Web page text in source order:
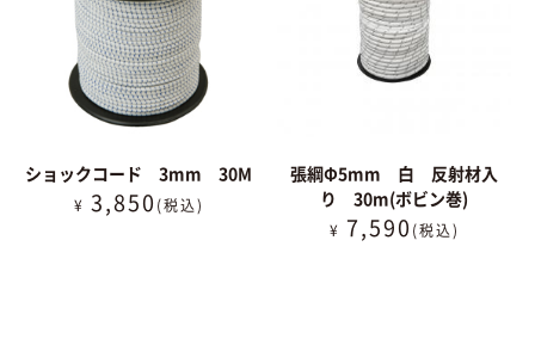
ショックコード 3mm 30M
¥ 3,850 (税込)
張綱Φ5mm 白 反射材入
り 30m(ボビン巻)
¥ 7,590 (税込)